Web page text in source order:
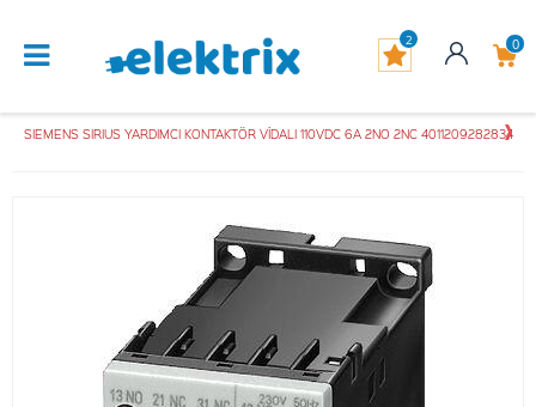
0
2
SIEMENS SIRIUS YARDIMCI KONTAKTÖR VİDALI 110VDC 6A 2NO 2NC 4011209282834